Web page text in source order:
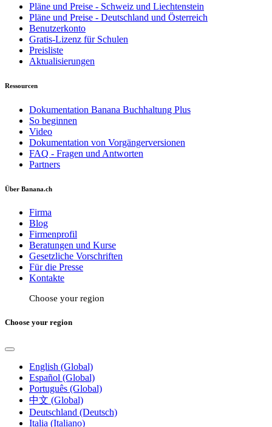
Pläne und Preise - Schweiz und Liechtenstein
Pläne und Preise - Deutschland und Österreich
Benutzerkonto
Gratis-Lizenz für Schulen
Preisliste
Aktualisierungen
Ressourcen
Dokumentation Banana Buchhaltung Plus
So beginnen
Video
Dokumentation von Vorgängerversionen
FAQ - Fragen und Antworten
Partners
Über Banana.ch
Firma
Blog
Firmenprofil
Beratungen und Kurse
Gesetzliche Vorschriften
Für die Presse
Kontakte
Choose your region
Choose your region
English (Global)
Español (Global)
Português (Global)
中文 (Global)
Deutschland (Deutsch)
Italia (Italiano)